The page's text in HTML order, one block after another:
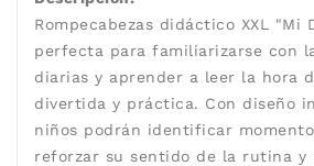
Rompecabezas didáctico XXL "Mi
perfecta para familiarizarse con
diarias y aprender a leer la hora
divertida y práctica. Con diseño
niños podrán identificar
reforzar su sentido de la rutina y